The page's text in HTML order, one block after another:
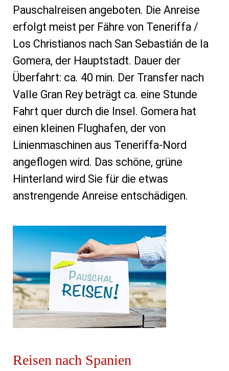
Pauschalreisen angeboten. Die Anreise
erfolgt meist per Fähre von Teneriffa /
Los Christianos nach San Sebastián de la
Gomera, der Hauptstadt. Dauer der
Überfahrt: ca. 40 min. Der Transfer nach
Valle Gran Rey beträgt ca. eine Stunde
Fahrt quer durch die Insel. Gomera hat
einen kleinen Flughafen, der von
Linienmaschinen aus Teneriffa-Nord
angeflogen wird. Das schöne, grüne
Hinterland wird Sie für die etwas
anstrengende Anreise entschädigen.
Reisen nach Spanien